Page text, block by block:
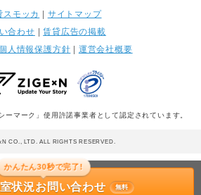
かんたん30秒で完了!
状況お問い合わせ 無料
スモッカ | サイトマップ
合わせ |賃貸広告の掲載
人情報保護方針 | 運営会社概要
ーマーク」使用許諾事業者として認定されています。
CO., LTD. ALL RIGHTS RESERVED.